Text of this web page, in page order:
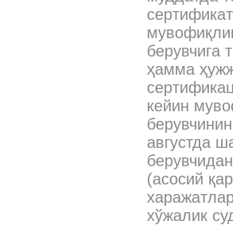
берувчига
ҳамма
кейин
августда
(асосий
хўжалик